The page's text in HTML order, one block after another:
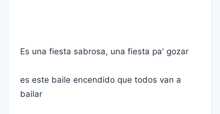
Es una fiesta sabrosa, una fiesta pa' gozar
es este baile encendido que todos van a
bailar